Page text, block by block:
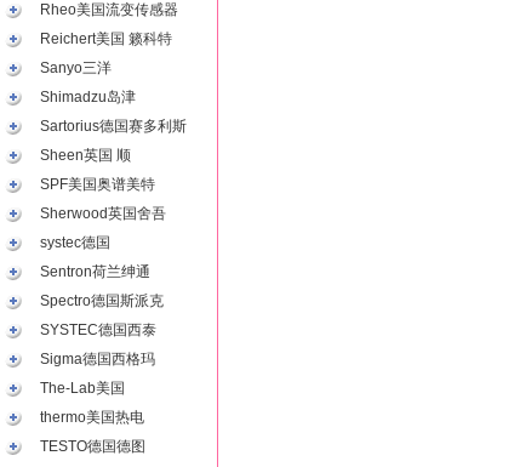
Rheo美国流变传感器
Reichert美国 籁科特
Sanyo三洋
Shimadzu岛津
Sartorius德国赛多利斯
Sheen英国 顺
SPF美国奥谱美特
Sherwood英国舍吾
systec德国
Sentron荷兰绅通
Spectro德国斯派克
SYSTEC德国西泰
Sigma德国西格玛
The-Lab美国
thermo美国热电
TESTO德国德图